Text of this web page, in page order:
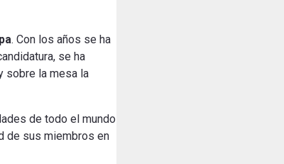
. Con los años se ha
se ha
sobre la mesa la
de todo el mundo
de sus miembros en